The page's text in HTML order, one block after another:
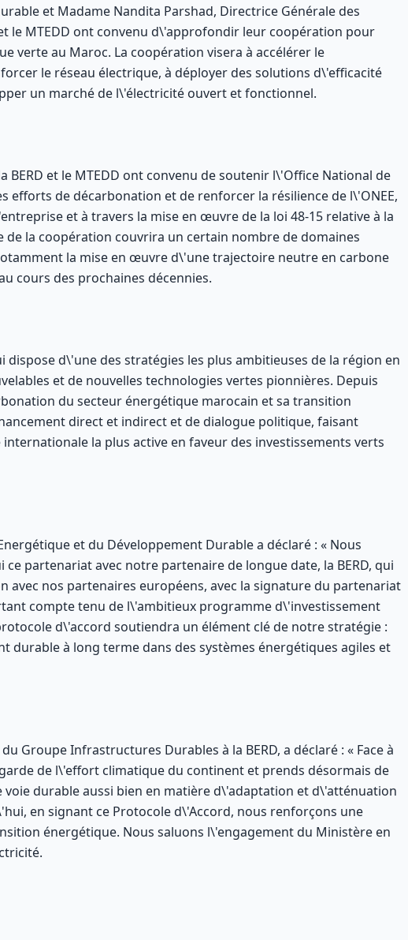
et Madame Nandita Parshad, Directrice Générale des
le MTEDD ont convenu d\'approfondir leur coopération pour
verte au Maroc. La coopération visera à accélérer le
le réseau électrique, à déployer des solutions d\'efficacité
un marché de l\'électricité ouvert et fonctionnel.
et le MTEDD ont convenu de soutenir l\'Office National de
efforts de décarbonation et de renforcer la résilience de l\'ONEE,
et à travers la mise en œuvre de la loi 48-15 relative à la
la coopération couvrira un certain nombre de domaines
la mise en œuvre d\'une trajectoire neutre en carbone
cours des prochaines décennies.
d\'une des stratégies les plus ambitieuses de la région en
et de nouvelles technologies vertes pionnières. Depuis
du secteur énergétique marocain et sa transition
direct et indirect et de dialogue politique, faisant
la plus active en faveur des investissements verts
et du Développement Durable a déclaré : « Nous
partenariat avec notre partenaire de longue date, la BERD, qui
nos partenaires européens, avec la signature du partenariat
compte tenu de l\'ambitieux programme d\'investissement
d\'accord soutiendra un élément clé de notre stratégie :
durable à long terme dans des systèmes énergétiques agiles et
Groupe Infrastructures Durables à la BERD, a déclaré : « Face à
de l\'effort climatique du continent et prends désormais de
durable aussi bien en matière d\'adaptation et d\'atténuation
en signant ce Protocole d\'Accord, nous renforçons une
énergétique. Nous saluons l\'engagement du Ministère en